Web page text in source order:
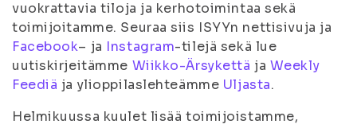
vuokrattavia tiloja ja kerhotoimintaa sekä
toimijoitamme. Seuraa siis ISYYn nettisivuja ja
Facebook– ja Instagram-tilejä sekä lue
uutiskirjeitämme Wiikko-Ärsykettä ja Weekly
Feediä ja ylioppilaslehteämme Uljasta.
Helmikuussa kuulet lisää toimijoistamme,